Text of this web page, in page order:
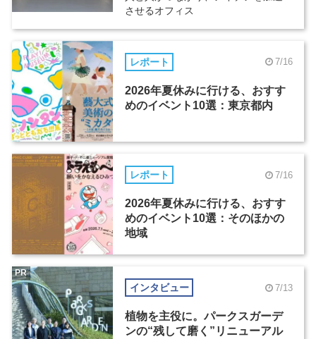
させるオフィス
レポート 7/16
2026年夏休みに行ける、おすす
めのイベント10選：東京都内
レポート 7/16
2026年夏休みに行ける、おすす
めのイベント10選：そのほかの
地域
インタビュー 7/13
植物を主役に。パークスガーデ
ンの“残して磨く”リニューアル
PR